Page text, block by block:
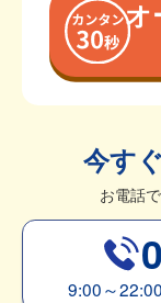
オ
今す
お電話
9:00～22:00